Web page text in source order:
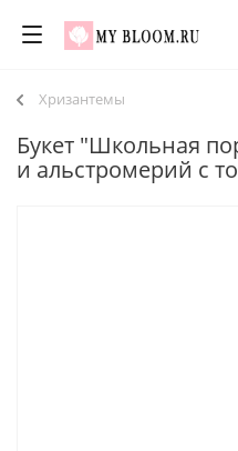
Хризантемы
Букет "Школьная
и альстромерий с